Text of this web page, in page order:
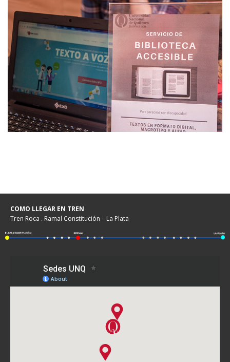
COMO LLEGAR EN TREN
Tren Roca . Ramal Constitución – La Plata